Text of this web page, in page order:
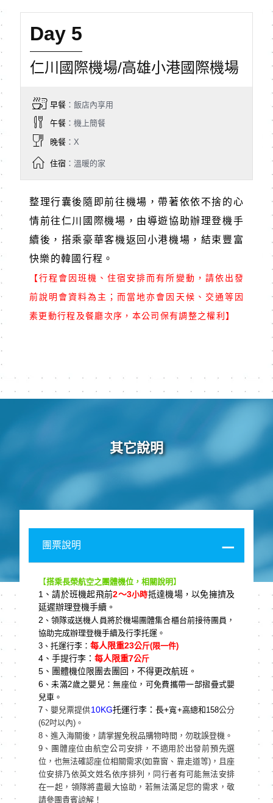
Day 5
仁川國際機場/高雄小港國際機場
早餐：飯店內享用
午餐：機上簡餐
晚餐：X
住宿：溫暖的家
整理行囊後隨即前往機場，帶著依依不捨的心
情前往仁川國際機場，由導遊協助辦理登機手
續後，搭乘豪華客機返回小港機場，結束豐富
快樂的韓國行程。
【行程會因班機、住宿安排而有所變動，請依出發
前說明會資料為主；而當地亦會因天候、交通等因
素更動行程及餐廳次序，本公司保有調整之權利】
其它說明
團票說明
【搭乘長榮航空之團體機位，相關說明】
1 、請於班機起飛前2～3小時抵達機場，以免擁擠及
延遲辦理登機手續。
2 、領隊或送機人員將於機場團體集合櫃台前接待團員，
協助完成辦理登機手續及行李托運。
3、托運行李： 每人限重23公斤(限一件)
4、手提行李： 每人限重7公斤
5、團體機位限團去團回，不得更改航班。
6、未滿2歲之嬰兒：無座位，可免費攜帶一部摺疊式嬰
兒車。
7、嬰兒票提供10KG托運行李：長+寬+高總和158公分
(62吋以內)。
8、進入海關後，請掌握免稅品購物時間，勿耽誤登機。
9、團體座位由航空公司安排，不適用於出發前預先選
位，也無法確認座位相關需求(如靠窗、靠走道等)，且座
位安排乃依英文姓名依序排列，同行者有可能無法安排
在一起，領隊將盡最大協助，若無法滿足您的需求，敬
請參團貴賓諒解！